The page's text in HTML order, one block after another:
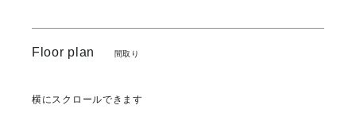
Floor plan 間取り
横にスクロールできます